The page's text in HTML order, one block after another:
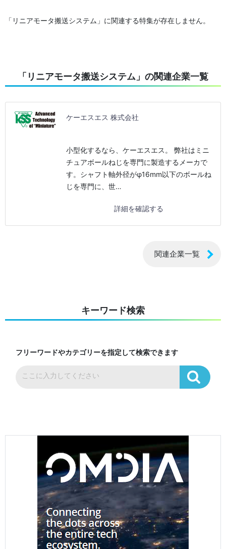
「リニアモータ搬送システム」に関連する特集が存在しません。
「リニアモータ搬送システム」の関連企業一覧
ケーエスエス 株式会社
小型化するなら、ケーエスエス。 弊社はミニ
チュアボールねじを専門に製造するメーカで
す。シャフト軸外径がφ16mm以下のボールね
じを専門に、世…
詳細を確認する
関連企業一覧
キーワード検索
フリーワードやカテゴリーを指定して検索できます